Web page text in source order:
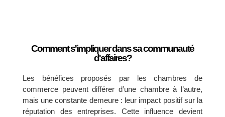
Comment s'impliquer dans sa communauté
d'affaires?
Les bénéfices proposés par les chambres de
commerce peuvent différer d’une chambre à l’autre,
mais une constante demeure : leur impact positif sur la
réputation des entreprises. Cette influence devient